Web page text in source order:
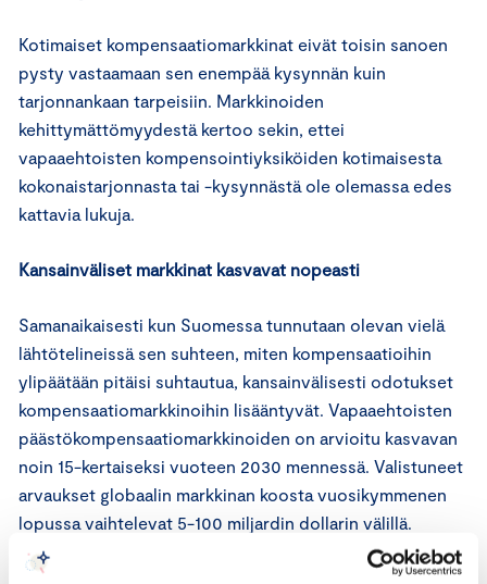
Kotimaiset kompensaatiomarkkinat eivät toisin sanoen
pysty vastaamaan sen enempää kysynnän kuin
tarjonnankaan tarpeisiin. Markkinoiden
kehittymättömyydestä kertoo sekin, ettei
vapaaehtoisten kompensointiyksiköiden kotimaisesta
kokonaistarjonnasta tai -kysynnästä ole olemassa edes
kattavia lukuja.
Kansainväliset markkinat kasvavat nopeasti
Samanaikaisesti kun Suomessa tunnutaan olevan vielä
lähtötelineissä sen suhteen, miten kompensaatioihin
ylipäätään pitäisi suhtautua, kansainvälisesti odotukset
kompensaatiomarkkinoihin lisääntyvät. Vapaaehtoisten
päästökompensaatiomarkkinoiden on arvioitu kasvavan
noin 15-kertaiseksi vuoteen 2030 mennessä. Valistuneet
arvaukset globaalin markkinan koosta vuosikymmenen
lopussa vaihtelevat 5-100 miljardin dollarin välillä.
Kasvavien odotusten taustalla on lisääntyvä ymmärrys